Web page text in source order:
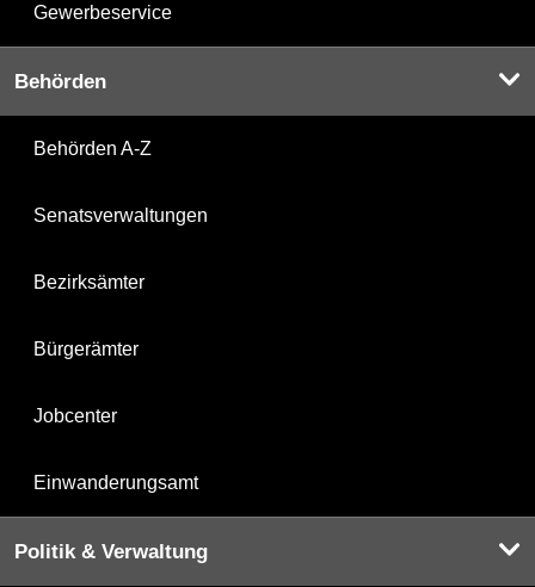
Gewerbeservice
Behörden
Behörden A-Z
Senatsverwaltungen
Bezirksämter
Bürgerämter
Jobcenter
Einwanderungsamt
Politik & Verwaltung